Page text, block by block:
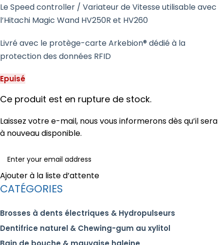
CATÉGORIES
Brosses à dents électriques & Hydropulseurs
Dentifrice naturel & Chewing-gum au xylitol
Le Speed controller / Variateur de Vitesse utilisable avec
l’Hitachi Magic Wand HV250R et HV260
Livré avec le protège-carte Arkebion® dédié à la
protection des données RFID
Epuisé
Ce produit est en rupture de stock.
Laissez votre e-mail, nous vous informerons dès qu’il sera
à nouveau disponible.
Ajouter à la liste d’attente